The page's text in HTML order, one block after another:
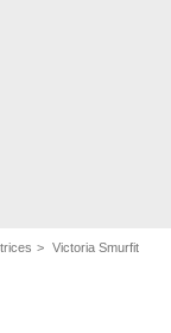
Victoria Smurfit